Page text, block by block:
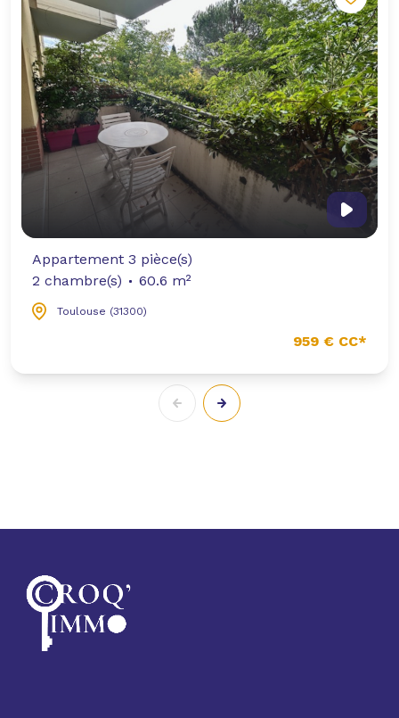
Appartement 3 pièce(s)
2 chambre(s)
60.6 m²
Toulouse (31300)
959 € CC*